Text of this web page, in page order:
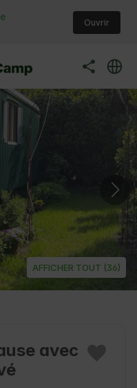
Ouvrir
AFFICHER TOUT (36)
avec